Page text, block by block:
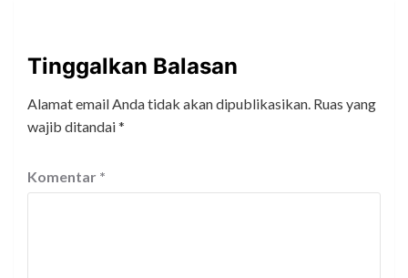
Tinggalkan Balasan
Alamat email Anda tidak akan dipublikasikan. Ruas yang
wajib ditandai*
Komentar *